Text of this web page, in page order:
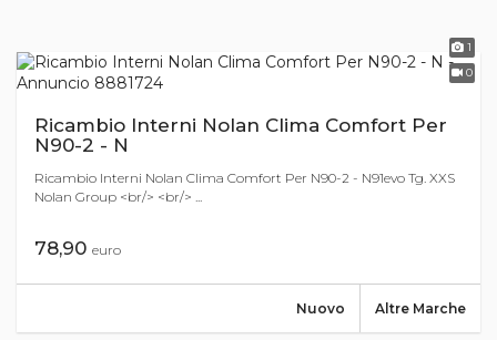
1
0
Ricambio Interni Nolan Clima Comfort Per
N90-2 - N
Ricambio Interni Nolan Clima Comfort Per N90-2 - N91evo Tg. XXS
Nolan Group <br/> <br/> ...
78,90 euro
Altre Marche
Nuovo